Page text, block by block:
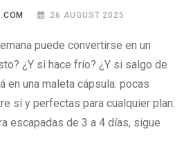
26 AUGUST 2025
puede convertirse en un
¿Y si hace frío? ¿Y si salgo de
en una maleta cápsula: pocas
sí y perfectas para cualquier plan.
escapadas de 3 a 4 días, sigue